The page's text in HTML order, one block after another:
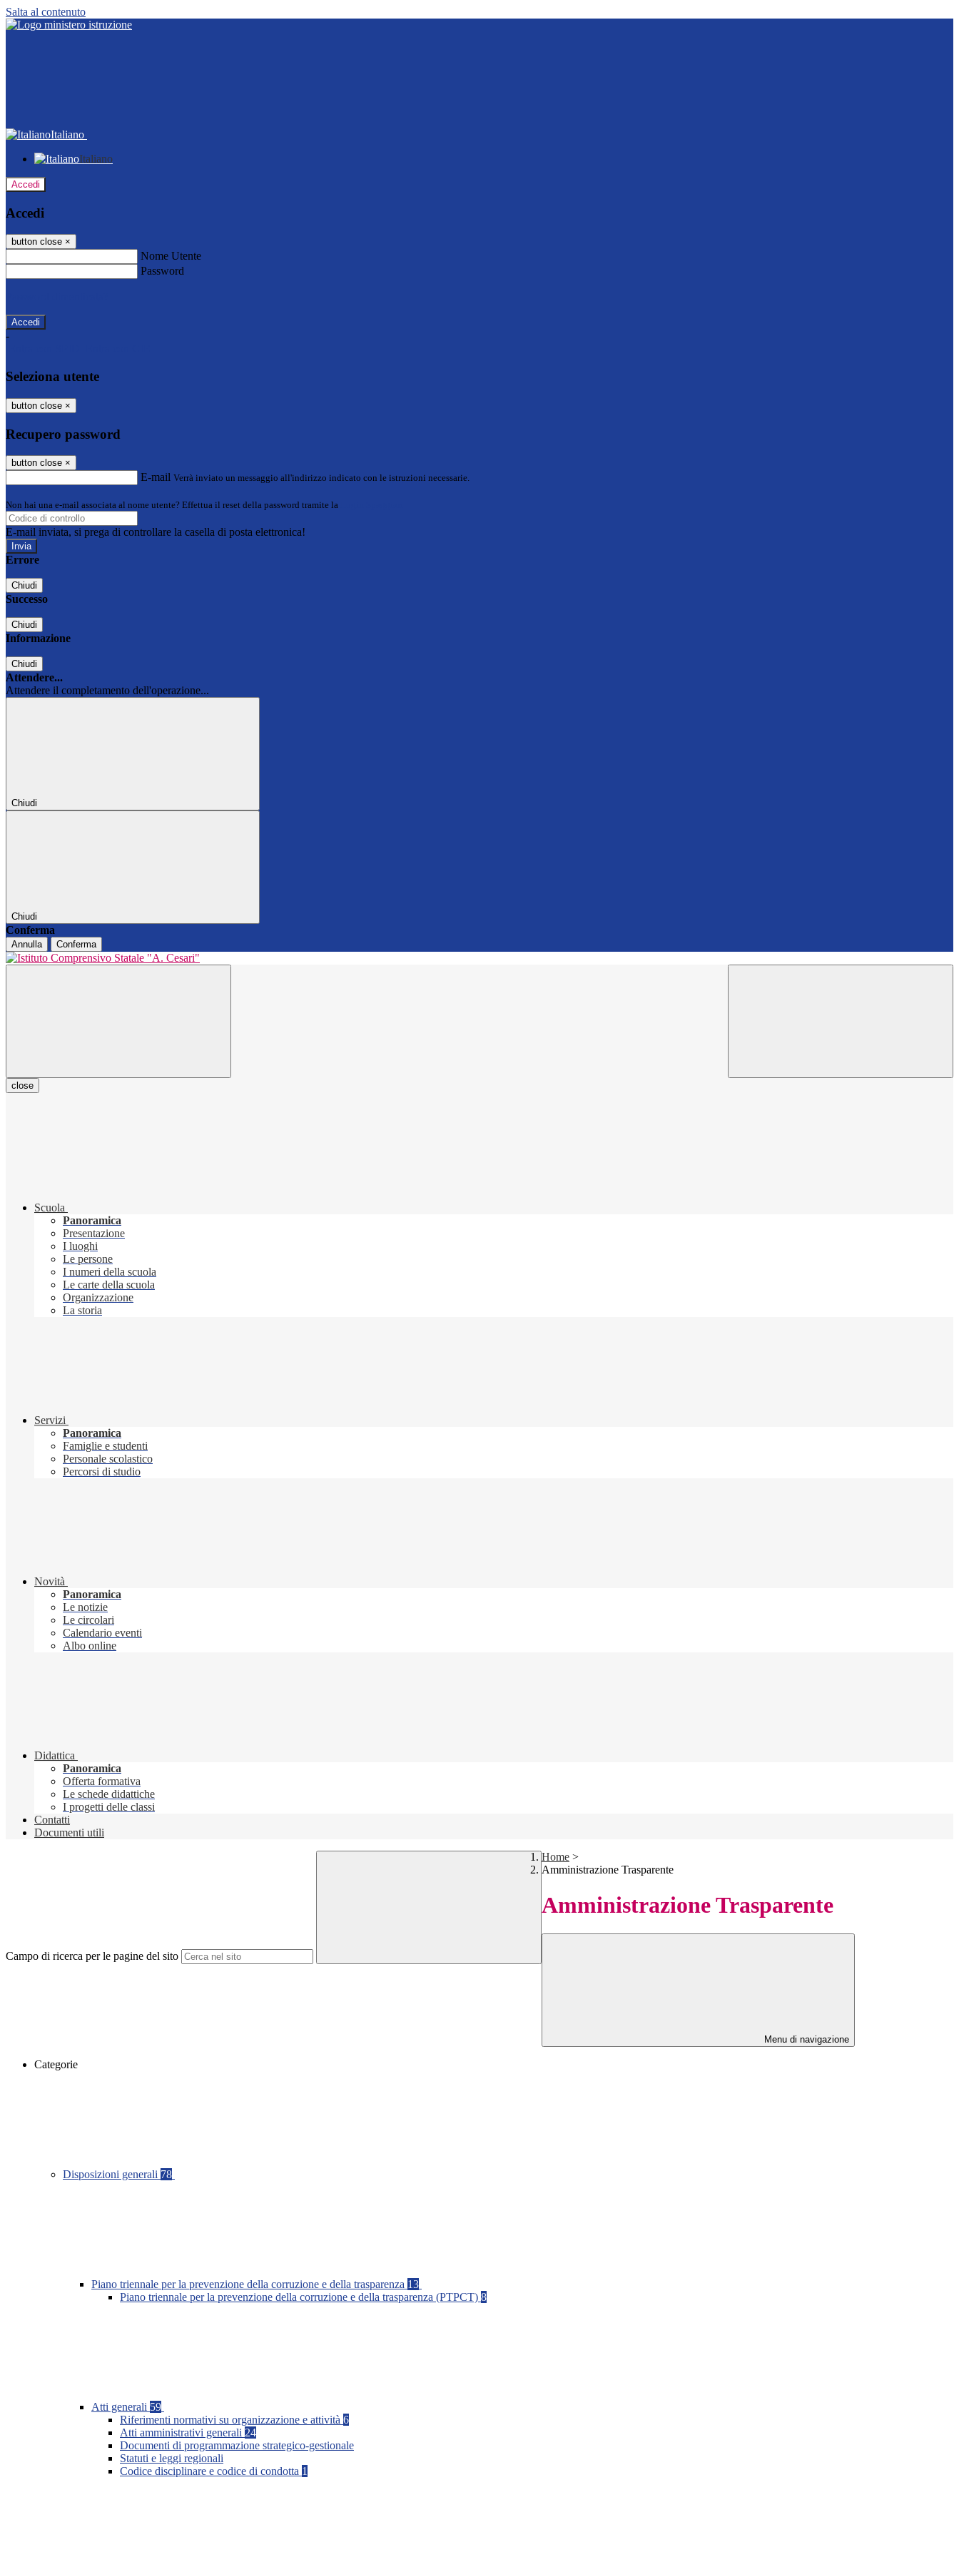
Salta al contenuto
Italiano
Italiano
Accedi
Accedi
button close ×
Nome Utente
Password
-
Seleziona utente
button close ×
Recupero password
button close ×
E-mail Verrà inviato un messaggio all'indirizzo indicato con le istruzioni necessarie.
Non hai una e-mail associata al nome utente? Effettua il reset della password tramite la
E-mail inviata, si prega di controllare la casella di posta elettronica!
Errore
Chiudi
Successo
Chiudi
Informazione
Chiudi
Attendere...
Attendere il completamento dell'operazione...
Chiudi
Chiudi
Conferma
Annulla Conferma
close
Scuola
Panoramica
Presentazione
I luoghi
Le persone
I numeri della scuola
Le carte della scuola
Organizzazione
La storia
Servizi
Panoramica
Famiglie e studenti
Personale scolastico
Percorsi di studio
Novità
Panoramica
Le notizie
Le circolari
Calendario eventi
Albo online
Didattica
Panoramica
Offerta formativa
Le schede didattiche
I progetti delle classi
Contatti
Documenti utili
Campo di ricerca per le pagine del sito
Home >
Amministrazione Trasparente
Amministrazione Trasparente
Menu di navigazione
Categorie
Disposizioni generali 78
Piano triennale per la prevenzione della corruzione e della trasparenza 13
Piano triennale per la prevenzione della corruzione e della trasparenza (PTPCT) 8
Atti generali 59
Riferimenti normativi su organizzazione e attività 6
Atti amministrativi generali 24
Documenti di programmazione strategico-gestionale
Statuti e leggi regionali
Codice disciplinare e codice di condotta 1